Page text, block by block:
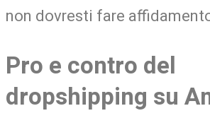
non dovresti fare
Pro e contro del
dropshipping su